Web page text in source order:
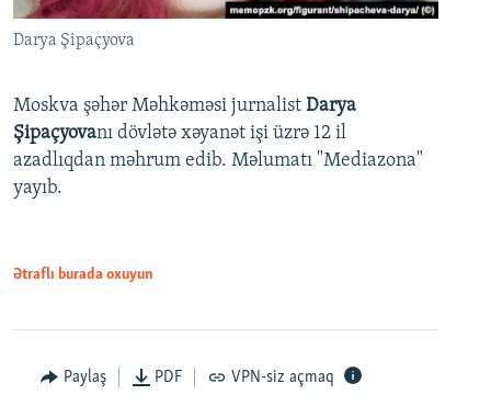
Darya Şipaçyova
Moskva şəhər Məhkəməsi jurnalist Darya
Şipaçyovanı dövlətə xəyanət işi üzrə 12 il
azadlıqdan məhrum edib. Məlumatı "Mediazona"
yayıb.
Ətraflı burada oxuyun
Paylaş PDF VPN-siz açmaq